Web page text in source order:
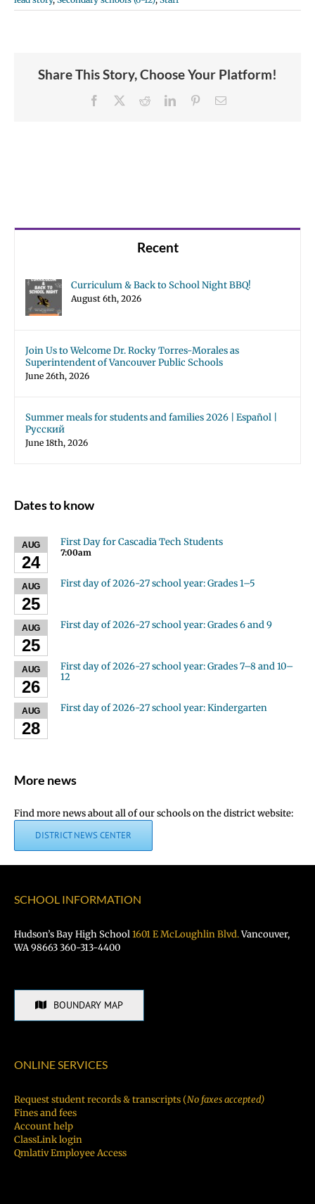
Share This Story, Choose Your Platform!
Facebook RedditLinkedInPinterestEmail
Recent
Curriculum & Back to School Night BBQ!
August 6th, 2026
Join Us to Welcome Dr. Rocky Torres-Morales as
Superintendent of Vancouver Public Schools
June 26th, 2026
Summer meals for students and families 2026 | Español |
Русский
June 18th, 2026
Dates to know
AUG
24
First Day for Cascadia Tech Students
7:00am
AUG
25
First day of 2026-27 school year: Grades 1–5
AUG
25
First day of 2026-27 school year: Grades 6 and 9
AUG
26
First day of 2026-27 school year: Grades 7–8 and 10–
12
AUG
28
First day of 2026-27 school year: Kindergarten
More news
Find more news about all of our schools on the district website:
DISTRICT NEWS CENTER
SCHOOL INFORMATION
Hudson’s Bay High School1601 E McLoughlin Blvd.Vancouver,
WA 98663 360-313-4400
BOUNDARY MAP
ONLINE SERVICES
Request student records & transcripts (No faxes accepted)
Fines and fees
Account help
ClassLink login
Qmlativ Employee Access